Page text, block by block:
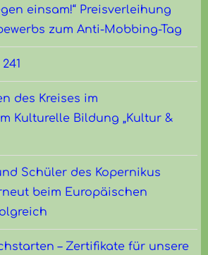
einsam!“ Preisverleihung
zum Anti-Mobbing-Tag
des Kreises im
Kulturelle Bildung „Kultur &
Schüler des Kopernikus
beim Europäischen
– Zertifikate für unsere